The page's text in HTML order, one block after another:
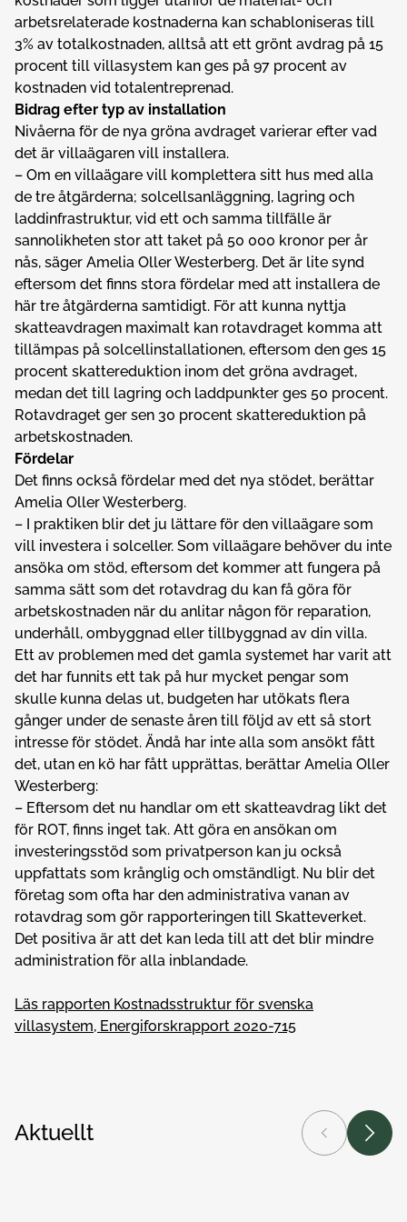
arbetsrelaterade kostnaderna kan schabloniseras till
3% av totalkostnaden, alltså att ett grönt avdrag på 15
procent till villasystem kan ges på 97 procent av
kostnaden vid totalentreprenad.
Bidrag efter typ av installation
Nivåerna för de nya gröna avdraget varierar efter vad
det är villaägaren vill installera.
– Om en villaägare vill komplettera sitt hus med alla
de tre åtgärderna; solcellsanläggning, lagring och
laddinfrastruktur, vid ett och samma tillfälle är
sannolikheten stor att taket på 50 000 kronor per år
nås, säger Amelia Oller Westerberg. Det är lite synd
eftersom det finns stora fördelar med att installera de
här tre åtgärderna samtidigt. För att kunna nyttja
skatteavdragen maximalt kan rotavdraget komma att
tillämpas på solcellinstallationen, eftersom den ges 15
procent skattereduktion inom det gröna avdraget,
medan det till lagring och laddpunkter ges 50 procent.
Rotavdraget ger sen 30 procent skattereduktion på
arbetskostnaden.
Fördelar
Det finns också fördelar med det nya stödet, berättar
Amelia Oller Westerberg.
– I praktiken blir det ju lättare för den villaägare som
vill investera i solceller. Som villaägare behöver du inte
ansöka om stöd, eftersom det kommer att fungera på
samma sätt som det rotavdrag du kan få göra för
arbetskostnaden när du anlitar någon för reparation,
underhåll, ombyggnad eller tillbyggnad av din villa.
Ett av problemen med det gamla systemet har varit att
det har funnits ett tak på hur mycket pengar som
skulle kunna delas ut, budgeten har utökats flera
gånger under de senaste åren till följd av ett så stort
intresse för stödet. Ändå har inte alla som ansökt fått
det, utan en kö har fått upprättas, berättar Amelia Oller
Westerberg:
– Eftersom det nu handlar om ett skatteavdrag likt det
för ROT, finns inget tak. Att göra en ansökan om
investeringsstöd som privatperson kan ju också
uppfattats som krånglig och omständligt. Nu blir det
företag som ofta har den administrativa vanan av
rotavdrag som gör rapporteringen till Skatteverket.
Det positiva är att det kan leda till att det blir mindre
administration för alla inblandade.
Läs rapporten Kostnadsstruktur för svenska
villasystem, Energiforskrapport 2020-715
Aktuellt FöregåendeNästa